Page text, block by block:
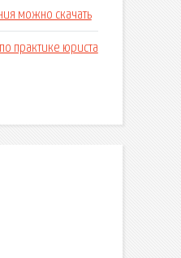
можно скачать
практике юриста